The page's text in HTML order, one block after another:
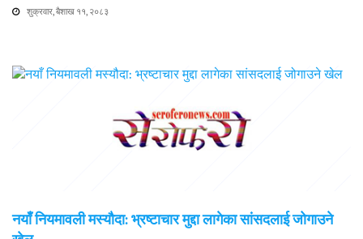
शुक्रवार, बैशाख ११, २०८३
नयाँ नियमावली मस्यौदा: भ्रष्टाचार मुद्दा लागेका सांसदलाई जोगाउने